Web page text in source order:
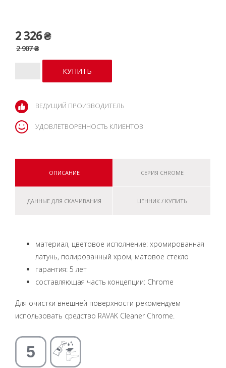
2 326 ₴
2 907 ₴
ВЕДУЩИЙ ПРОИЗВОДИТЕЛЬ
УДОВЛЕТВОРЕННОСТЬ КЛИЕНТОВ
ОПИСАНИЕ СЕРИЯ CHROME
ДАННЫЕ ДЛЯ СКАЧИВАНИЯ ЦЕННИК / КУПИТЬ
материал, цветовое исполнение: хромированная
латунь, полированный хром, матовое стекло
гарантия: 5 лет
составляющая часть концепции: Chrome
Для очистки внешней поверхности рекомендуем
использовать средство RAVAK Cleaner Chrome.